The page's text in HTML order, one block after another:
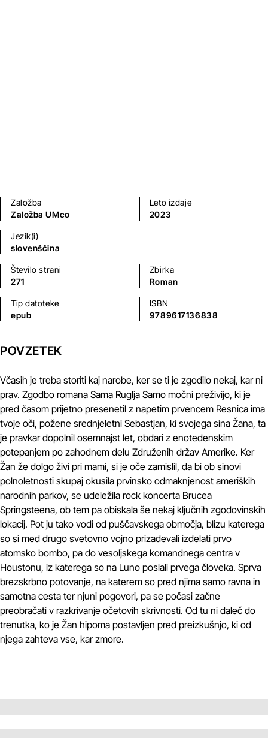
Založba
Založba UMco
Leto izdaje
2023
Jezik(i)
slovenščina
Število strani
271
Zbirka
Roman
Tip datoteke
epub
ISBN
9789617136838
POVZETEK
Včasih je treba storiti kaj narobe, ker se ti je zgodilo nekaj, kar ni
prav. Zgodbo romana Sama Ruglja Samo močni preživijo, ki je
pred časom prijetno presenetil z napetim prvencem Resnica ima
tvoje oči, požene srednjeletni Sebastjan, ki svojega sina Žana, ta
je pravkar dopolnil osemnajst let, obdari z enotedenskim
potepanjem po zahodnem delu Združenih držav Amerike. Ker
Žan že dolgo živi pri mami, si je oče zamislil, da bi ob sinovi
polnoletnosti skupaj okusila prvinsko odmaknjenost ameriških
narodnih parkov, se udeležila rock koncerta Brucea
Springsteena, ob tem pa obiskala še nekaj ključnih zgodovinskih
lokacij. Pot ju tako vodi od puščavskega območja, blizu katerega
so si med drugo svetovno vojno prizadevali izdelati prvo
atomsko bombo, pa do vesoljskega komandnega centra v
Houstonu, iz katerega so na Luno poslali prvega človeka. Sprva
brezskrbno potovanje, na katerem so pred njima samo ravna in
samotna cesta ter njuni pogovori, pa se počasi začne
preobračati v razkrivanje očetovih skrivnosti. Od tu ni daleč do
trenutka, ko je Žan hipoma postavljen pred preizkušnjo, ki od
njega zahteva vse, kar zmore.